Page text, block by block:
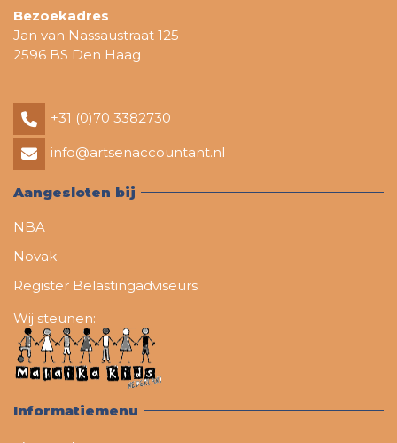
Bezoekadres
Jan van Nassaustraat 125
2596 BS Den Haag
+31 (0)70 3382730
info@artsenaccountant.nl
Aangesloten bij
NBA
Novak
Register Belastingadviseurs
Wij steunen:
Informatiemenu